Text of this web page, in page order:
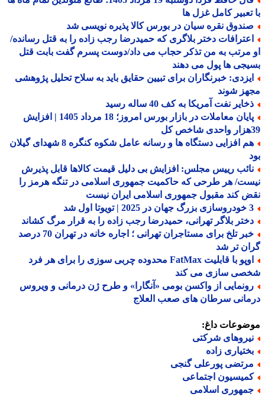
کامل غزل ها
نقره سیان در بورس کالا پذیره نویسی شد
دختر بلاگری که حمیدرضا رجب زاده را به قتل رسانده/
مرتب به من تذکر حجاب می داد/دوست پسرم گفت بابت قتل
ها پول می دهند
خبرنگاران برای تبیین حقایق باید به سلاح تحلیل پژوهشی
شوند
نفت آمریکا به کف 40 ساله رسید
پایان معاملات در بازار بورس امروز؛ 18 مرداد 1405 | افزایش
هم افزایی دستگاه ها و رسانه عامل شکوه کنگره 8 شهدای گیلان
رییس مجلس: افزایش بی دلیل قیمت کالاها قابل پذیرش
هر طرحی که حاکمیت جمهوری اسلامی در تنگه هرمز را
کند مقبول جمهوری اسلامی ایران نیست
بلاگر تهرانی، حمیدرضا رجب زاده را به قرار مرگ کشاند
خبر تلخ برای مستاجران تهرانی ؛ اجاره خانه در تهران 70 درصد
تر شد
اوپو با قابلیت FatMax محدوده چربی سوزی را برای هر فرد
سازی می کند
از واکسن بومی «آنگارا» و طرح ژن درمانی و ویروس
سرطان های صعب العلاج
داغ:
شرکتی
زاده
پورعلی گنجی
اجتماعی
اسلامی